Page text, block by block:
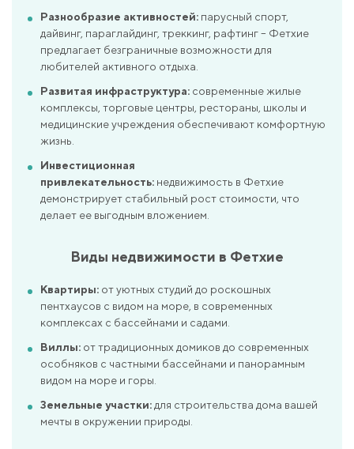
Разнообразие активностей: парусный спорт,
дайвинг, параглайдинг, треккинг, рафтинг – Фетхие
предлагает безграничные возможности для
любителей активного отдыха.
Развитая инфраструктура: современные жилые
комплексы, торговые центры, рестораны, школы и
медицинские учреждения обеспечивают комфортную
жизнь.
Инвестиционная
привлекательность: недвижимость в Фетхие
демонстрирует стабильный рост стоимости, что
делает ее выгодным вложением.
Виды недвижимости в Фетхие
Квартиры: от уютных студий до роскошных
пентхаусов с видом на море, в современных
комплексах с бассейнами и садами.
Виллы: от традиционных домиков до современных
особняков с частными бассейнами и панорамным
видом на море и горы.
Земельные участки:для строительства дома вашей
мечты в окружении природы.